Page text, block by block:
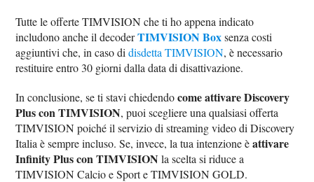
Tutte le offerte TIMVISION che ti ho appena indicato
includono anche il decoderTIMVISION Boxsenza costi
aggiuntivi che, in caso didisdetta TIMVISION, è necessario
restituire entro 30 giorni dalla data di disattivazione.
In conclusione, se ti stavi chiedendocome attivare Discovery
Plus con TIMVISION, puoi scegliere una qualsiasi offerta
TIMVISION poiché il servizio di streaming video di Discovery
Italia è sempre incluso. Se, invece, la tua intenzione èattivare
Infinity Plus con TIMVISION la scelta si riduce a
TIMVISION Calcio e Sport e TIMVISION GOLD.